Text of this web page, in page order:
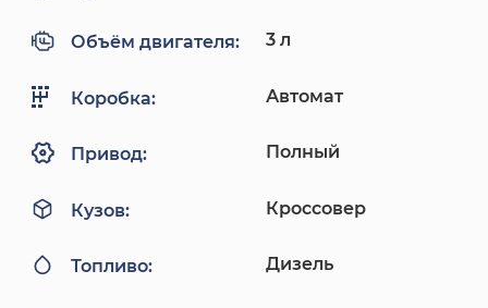
Объём двигателя: 3 л
Коробка: Автомат
Привод: Полный
Кузов: Кроссовер
Топливо: Дизель